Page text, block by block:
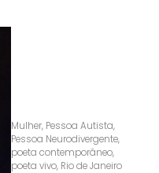
Mulher, Pessoa Autista,
Pessoa Neurodivergente,
poeta contemporâneo,
poeta vivo, Rio de Janeiro